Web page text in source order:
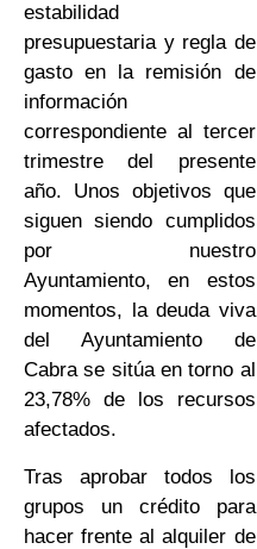
estabilidad
presupuestaria y regla de
gasto en la remisión de
información
correspondiente al tercer
trimestre del presente
año. Unos objetivos que
siguen siendo cumplidos
por nuestro
Ayuntamiento, en estos
momentos, la deuda viva
del Ayuntamiento de
Cabra se sitúa en torno al
23,78% de los recursos
afectados.
Tras aprobar todos los
grupos un crédito para
hacer frente al alquiler de